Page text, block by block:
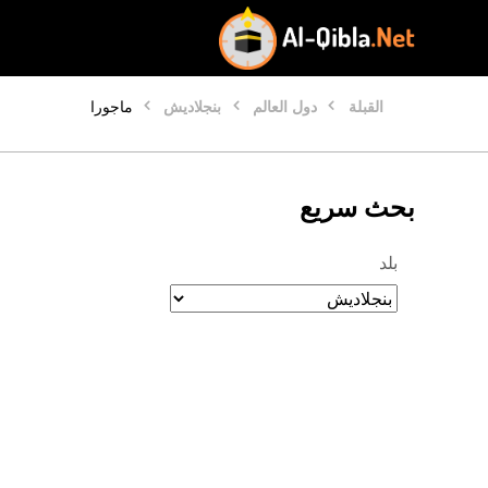
القبلة دول العالم بنجلاديش ماجورا
بحث سريع
بلد